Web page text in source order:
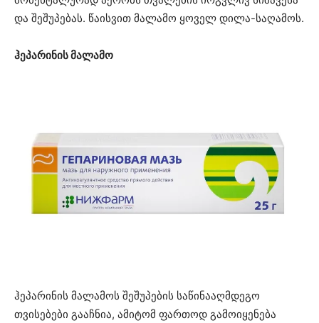
და შეშუპებას. წაისვით მალამო ყოველ დილა-საღამოს.
ჰეპარინის მალამო
ჰეპარინის მალამოს შეშუპების საწინააღმდეგო
თვისებები გააჩნია, ამიტომ ფართოდ გამოიყენება